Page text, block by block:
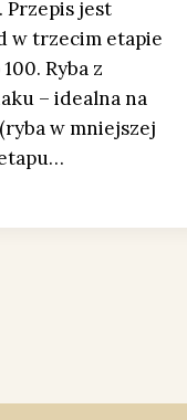
Przepis jest
w trzecim etapie
Ryba z
– idealna na
w mniejszej